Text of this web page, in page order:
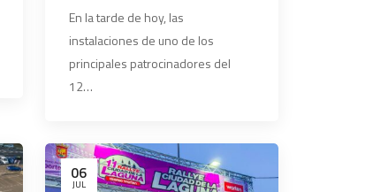
En la tarde de hoy, las
instalaciones de uno de los
principales patrocinadores del
12…
06
JUL